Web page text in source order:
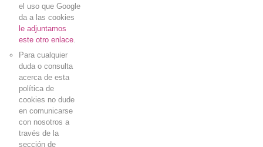
el uso que Google
da a las cookies
le adjuntamos
este otro enlace.
Para cualquier
duda o consulta
acerca de esta
política de
cookies no dude
en comunicarse
con nosotros a
través de la
sección de